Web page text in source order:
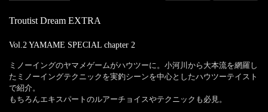
Troutist Dream EXTRA
Vol.2 YAMAME SPECIAL chapter 2
ミノーイングのヤマメゲームがハウツーに。小河川から大本流を網羅し
たミノーイングテクニックを実釣シーンを中心としたハウツーテイスト
で紹介。
もちろんエキスパートのルアーチョイスやテクニックも必見。